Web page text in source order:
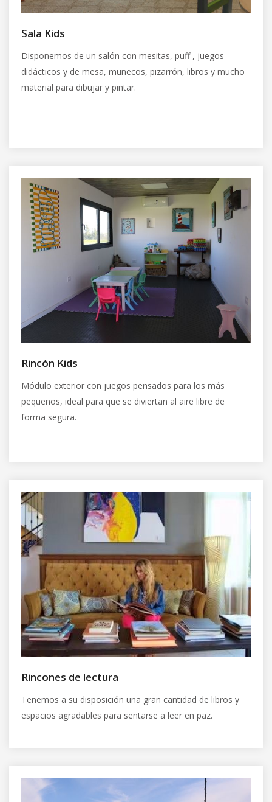
Sala Kids
Disponemos de un salón con mesitas, puff , juegos
didácticos y de mesa, muñecos, pizarrón, libros y mucho
material para dibujar y pintar.
Rincón Kids
Módulo exterior con juegos pensados para los más
pequeños, ideal para que se diviertan al aire libre de
forma segura.
Rincones de lectura
Tenemos a su disposición una gran cantidad de libros y
espacios agradables para sentarse a leer en paz.